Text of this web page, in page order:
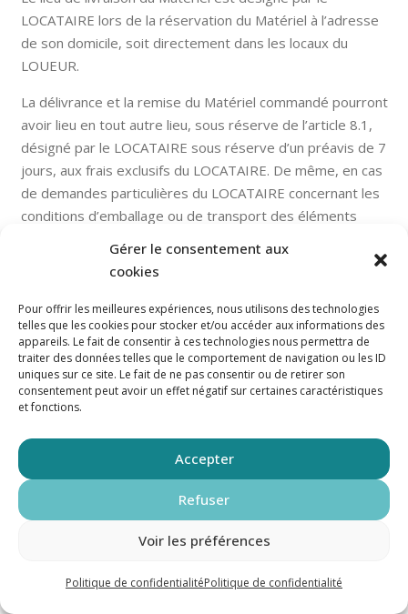
Gérer le consentement aux
cookies
Pour offrir les meilleures expériences, nous utilisons des technologies
telles que les cookies pour stocker et/ou accéder aux informations des
appareils. Le fait de consentir à ces technologies nous permettra de
traiter des données telles que le comportement de navigation ou les ID
uniques sur ce site. Le fait de ne pas consentir ou de retirer son
consentement peut avoir un effet négatif sur certaines caractéristiques
et fonctions.
Accepter
Refuser
Voir les préférences
Politique de confidentialitéPolitique de confidentialité
LOCATAIRE lors de la réservation du Matériel à l’adresse
de son domicile, soit directement dans les locaux du
LOUEUR.
La délivrance et la remise du Matériel commandé pourront
avoir lieu en tout autre lieu, sous réserve de l’article 8.1,
désigné par le LOCATAIRE sous réserve d’un préavis de 7
jours, aux frais exclusifs du LOCATAIRE. De même, en cas
de demandes particulières du LOCATAIRE concernant les
conditions d’emballage ou de transport des éléments
8.3. Emission de réserves par le
LOCATAIRE – Notification de tout
défaut de conformité du Matériel
Matériel livré dès sa réception.
En cas de Matériel manquant ou détérioré lors du
transport, le LOCATAIRE devra formuler toutes les
réserves nécessaires au LOUEUR par téléphone, dans un
Ces réserves devront être justifiées par courriel adressé